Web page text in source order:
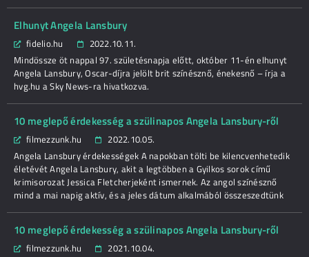
Elhunyt Angela Lansbury
fidelio.hu
2022.10.11.
Mindössze öt nappal 97. születésnapja előtt, október 11-én elhunyt
Angela Lansbury, Oscar-díjra jelölt brit színésznő, énekesnő – írja a
hvg.hu a Sky News-ra hivatkozva.
10 meglepő érdekesség a szülinapos Angela Lansbury-ről
filmezzunk.hu
2022.10.05.
Angela Lansbury érdekességek A napokban tölti be kilencvenhetedik
életévét Angela Lansbury, akit a legtöbben a Gyilkos sorok című
krimisorozat Jessica Fletcherjeként ismernek. Az angol színésznő
mind a mai napig aktív, és a jeles dátum alkalmából összeszedtünk
10 meglepő érdekesség a szülinapos Angela Lansbury-ről
filmezzunk.hu
2021.10.04.